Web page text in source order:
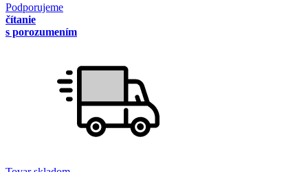
Podporujeme
čítanie
s porozumením